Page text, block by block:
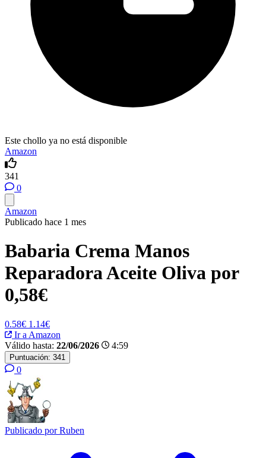
Este chollo ya no está disponible
Amazon
341
0
Amazon
Publicado hace 1 mes
Babaria Crema Manos
Reparadora Aceite Oliva por
0,58€
0.58€ 1.14€
Ir a Amazon
Válido hasta: 22/06/2026 4:59
Puntuación: 341
0
Publicado porRuben